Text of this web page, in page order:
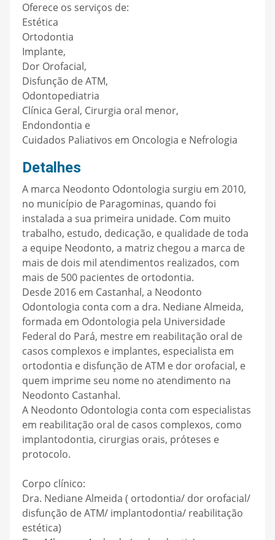
Oferece os serviços de:
Estética
Ortodontia
Implante,
Dor Orofacial,
Disfunção de ATM,
Odontopediatria
Clínica Geral, Cirurgia oral menor,
Endondontia e
Cuidados Paliativos em Oncologia e Nefrologia
Detalhes
A marca Neodonto Odontologia surgiu em 2010,
no município de Paragominas, quando foi
instalada a sua primeira unidade. Com muito
trabalho, estudo, dedicação, e qualidade de toda
a equipe Neodonto, a matriz chegou a marca de
mais de dois mil atendimentos realizados, com
mais de 500 pacientes de ortodontia.
Desde 2016 em Castanhal, a Neodonto
Odontologia conta com a dra. Nediane Almeida,
formada em Odontologia pela Universidade
Federal do Pará, mestre em reabilitação oral de
casos complexos e implantes, especialista em
ortodontia e disfunção de ATM e dor orofacial, e
quem imprime seu nome no atendimento na
Neodonto Castanhal.
A Neodonto Odontologia conta com especialistas
em reabilitação oral de casos complexos, como
implantodontia, cirurgias orais, próteses e
protocolo.
Corpo clínico:
Dra. Nediane Almeida ( ortodontia/ dor orofacial/
disfunção de ATM/ implantodontia/ reabilitação
estética)